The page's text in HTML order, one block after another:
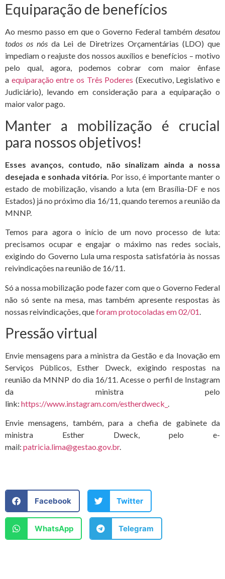
Equiparação de benefícios
Ao mesmo passo em que o Governo Federal também desatou
todos os nós da Lei de Diretrizes Orçamentárias (LDO) que
impediam o reajuste dos nossos auxílios e benefícios – motivo
pelo qual, agora, podemos cobrar com maior ênfase
a equiparação entre os Três Poderes (Executivo, Legislativo e
Judiciário), levando em consideração para a equiparação o
maior valor pago.
Manter a mobilização é crucial
para nossos objetivos!
Esses avanços, contudo, não sinalizam ainda a nossa
desejada e sonhada vitória. Por isso, é importante manter o
estado de mobilização, visando a luta (em Brasília-DF e nos
Estados) já no próximo dia 16/11, quando teremos a reunião da
MNNP.
Temos para agora o início de um novo processo de luta:
precisamos ocupar e engajar o máximo nas redes sociais,
exigindo do Governo Lula uma resposta satisfatória às nossas
reivindicações na reunião de 16/11.
Só a nossa mobilização pode fazer com que o Governo Federal
não só sente na mesa, mas também apresente respostas às
nossas reivindicações, queforam protocoladas em 02/01
Pressão virtual
Envie mensagens para a ministra da Gestão e da Inovação em
Serviços Públicos, Esther Dweck, exigindo respostas na
reunião da MNNP do dia 16/11. Acesse o perfil de Instagram
da ministra pelo
link: https://www.instagram.com/estherdweck_ .
Envie mensagens, também, para a chefia de gabinete da
ministra Esther Dweck, pelo e-
mail: patricia.lima@gestao.gov.br.
Facebook Twitter
WhatsApp Telegram